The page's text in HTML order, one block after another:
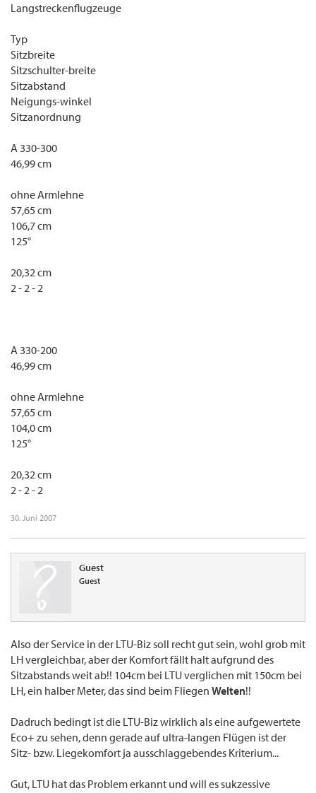
Langstreckenflugzeuge
Typ
Sitzbreite
Sitzschulter-breite
Sitzabstand
Neigungs-winkel
Sitzanordnung
A 330-300
46,99 cm
ohne Armlehne
57,65 cm
106,7 cm
125°
20,32 cm
2 - 2 - 2
A 330-200
46,99 cm
ohne Armlehne
57,65 cm
104,0 cm
125°
20,32 cm
2 - 2 - 2
30. Juni 2007
Guest
Guest
Also der Service in der LTU-Biz soll recht gut sein, wohl grob mit
LH vergleichbar, aber der Komfort fällt halt aufgrund des
Sitzabstands weit ab!! 104cm bei LTU verglichen mit 150cm bei
LH, ein halber Meter, das sind beim Fliegen Welten!!
Dadruch bedingt ist die LTU-Biz wirklich als eine aufgewertete
Eco+ zu sehen, denn gerade auf ultra-langen Flügen ist der
Sitz- bzw. Liegekomfort ja ausschlaggebendes Kriterium...
Gut, LTU hat das Problem erkannt und will es sukzessive